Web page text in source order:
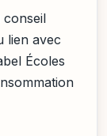
conseil
lien avec
Écoles